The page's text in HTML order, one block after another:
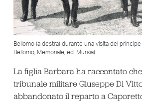
Bellomo (a destra) durante una visita del
Bellomo, Memoriale, ed. Mursia)
La figlia Barbara ha raccontato
tribunale militare Giuseppe Di
abbandonato il reparto a